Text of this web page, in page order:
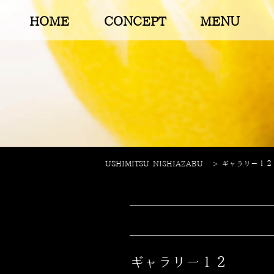
HOME CONCEPT MENU
USHIMITSU NISHIAZABU > ギャラリー１２
ギャラリー１２